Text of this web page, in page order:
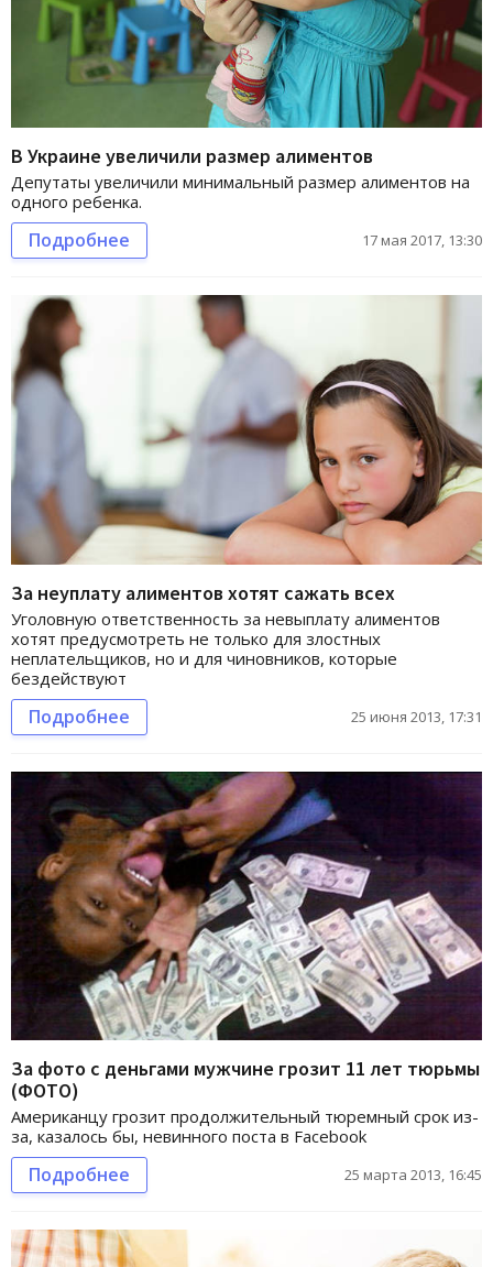
В Украине увеличили размер алиментов
Депутаты увеличили минимальный размер алиментов на
одного ребенка.
Подробнее 17 мая 2017, 13:30
За неуплату алиментов хотят сажать всех
Уголовную ответственность за невыплату алиментов
хотят предусмотреть не только для злостных
неплательщиков, но и для чиновников, которые
бездействуют
Подробнее 25 июня 2013, 17:31
За фото с деньгами мужчине грозит 11 лет тюрьмы
(ФОТО)
Американцу грозит продолжительный тюремный срок из-
за, казалось бы, невинного поста в Facebook
Подробнее 25 марта 2013, 16:45